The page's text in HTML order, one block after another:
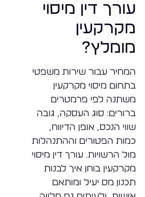
עורך דין מיסוי
מקרקעין
מומלץ?
המחיר עבור שירות משפטי
בתחום מיסוי מקרקעין
משתנה לפי פרמטרים
ברורים: סוג העסקה, גובה
שווי הנכס, אופן הדיווח,
כמות הפטורים וההתנהלות
מול הרשויות. עורך דין מיסוי
מקרקעין בוחן איך לבנות
תכנון מס יעיל ומותאם